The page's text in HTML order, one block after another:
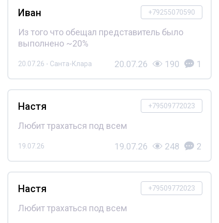
+79255070590
Иван
Из того что обещал представитель было
выполнено ~20%
20.07.26 - Санта-Клара 20.07.26 190 1
+79509772023
Настя
Любит трахаться под всем
19.07.26 19.07.26 248 2
+79509772023
Настя
Любит трахаться под всем